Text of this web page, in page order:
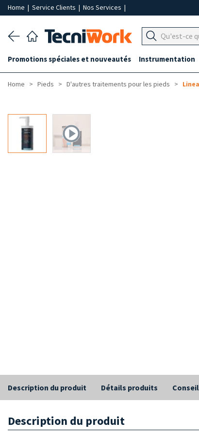
Home | Service Clients | Nos Services |
Promotions spéciales et nouveautés Instrumentation
Home Pieds D'autres traitements pour les pieds
Description du produit Détails produits
Description du produit